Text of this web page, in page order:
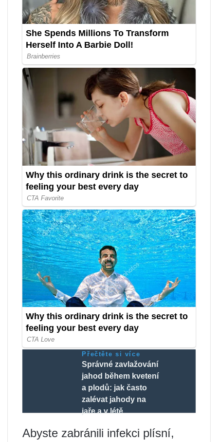
Přečtěte si více
Správné zavlažování
jahod během kvetení
a plodů: jak často
zalévat jahody na
jaře a v létě
Abyste zabránili infekci plísní,